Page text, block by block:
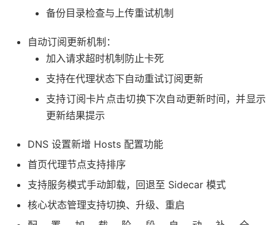
备份目录检查与上传重试机制
自动订阅更新机制：
加入请求超时机制防止卡死
支持在代理状态下自动重试订阅更新
支持订阅卡片点击切换下次自动更新时间，并显示
更新结果提示
DNS 设置新增 Hosts 配置功能
首页代理节点支持排序
支持服务模式手动卸载，回退至 Sidecar 模式
核心状态管理支持切换、升级、重启